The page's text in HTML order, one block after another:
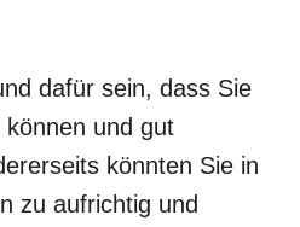
dafür sein, dass Sie
können und gut
könnten Sie in
zu aufrichtig und